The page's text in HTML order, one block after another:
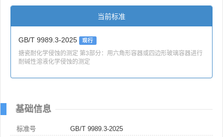
当前标准
GB/T 9989.3-2025 现行
搪瓷耐化学侵蚀的测定 第3部分：用六角形容器或四边形玻璃容器进行
耐碱性溶液化学侵蚀的测定
基础信息
标准号
GB/T 9989.3-2025